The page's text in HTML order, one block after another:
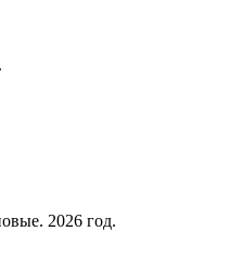
2026 год.